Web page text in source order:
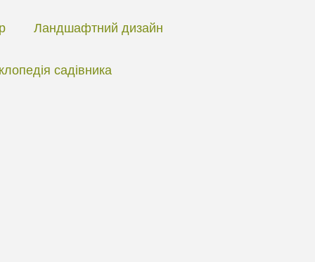
Ландшафтний дизайн
садівника